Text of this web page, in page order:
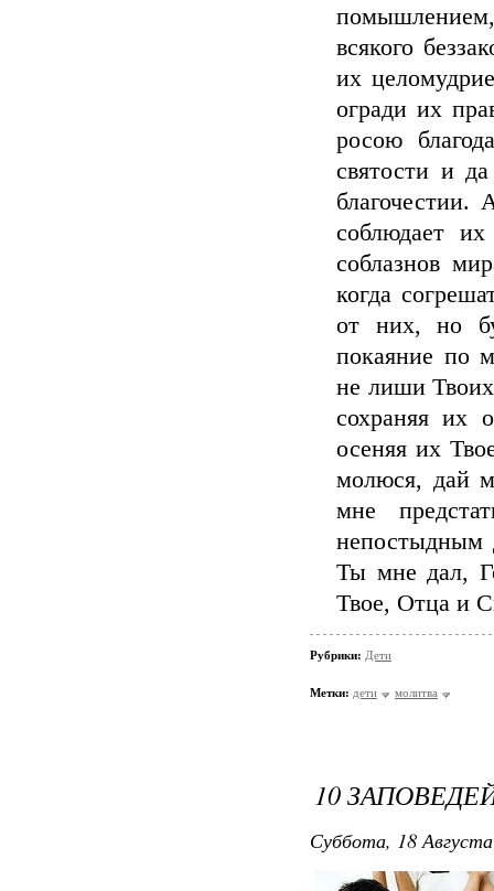
всякого
их
огради их
росою
святости и
благочестии.
соблюдает
соблазнов
когда
от них, но
покаяние по
не лиши Твоих
сохраняя их
осеняя их
молюся, дай
мне
непостыдным
Ты мне дал,
Твое, Отца и
Рубрики: Дети
Метки: дети молитва
10
Суббота, 18